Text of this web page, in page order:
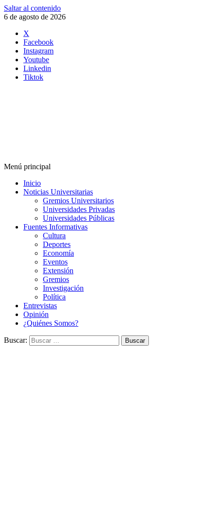
Saltar al contenido
6 de agosto de 2026
X
Facebook
Instagram
Youtube
Linkedin
Tiktok
Menú principal
Inicio
Noticias Universitarias
Gremios Universitarios
Universidades Privadas
Universidades Públicas
Fuentes Informativas
Cultura
Deportes
Economía
Eventos
Extensión
Gremios
Investigación
Política
Entrevistas
Opinión
¿Quiénes Somos?
Buscar: